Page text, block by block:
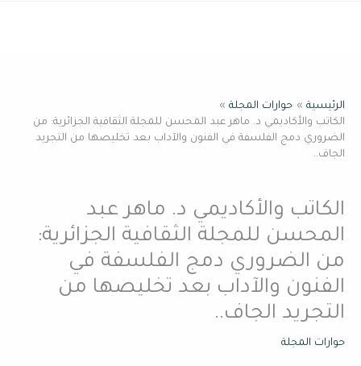
الرئيسية
حوارات المجلة
الكاتب والأكاديمي د. ماهر عبد المحسن للمجلة الثقافية الجزائرية: من
الضروري دمج الفلسفة في الفنون والآداب بعد تخليصها من التجريد
الجاف..
الكاتب والأكاديمي د. ماهر عبد
المحسن للمجلة الثقافية الجزائرية:
من الضروري دمج الفلسفة في
الفنون والآداب بعد تخليصها من
التجريد الجاف..
حوارات المجلة